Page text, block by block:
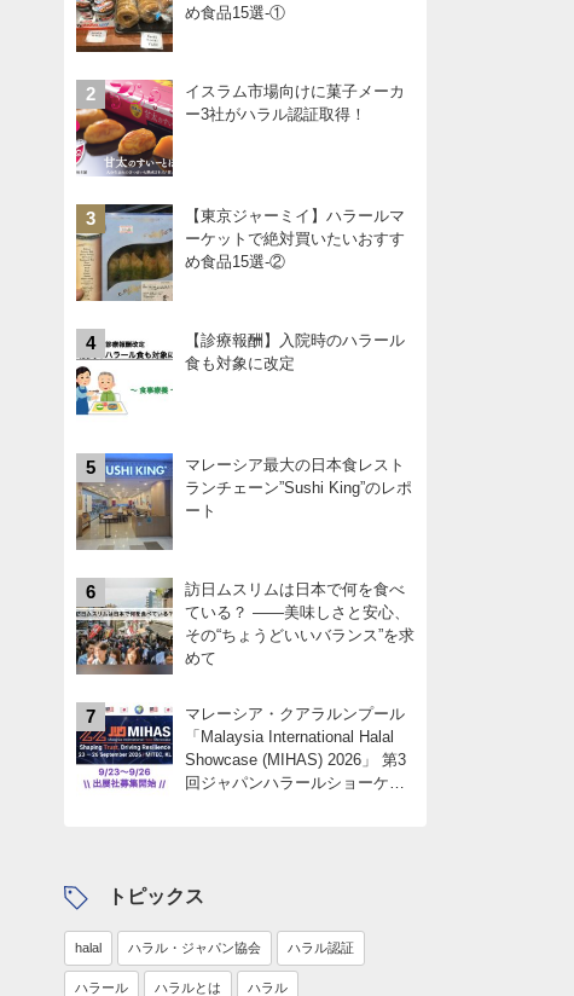
め食品15選-①
2
イスラム市場向けに菓子メーカ
ー3社がハラル認証取得！
3
【東京ジャーミイ】ハラールマ
ーケットで絶対買いたいおすす
め食品15選-②
4
【診療報酬】入院時のハラール
食も対象に改定
5
マレーシア最大の日本食レスト
ランチェーン”Sushi King”のレポ
ート
6
訪日ムスリムは日本で何を食べ
ている？ ――美味しさと安心、
その“ちょうどいいバランス”を求
めて
7
マレーシア・クアラルンプール
「Malaysia International Halal
Showcase (MIHAS) 2026」 第3
回ジャパンハラールショーケー
トピックス
halal ハラル・ジャパン協会 ハラル認証
ハラール ハラルとは ハラル